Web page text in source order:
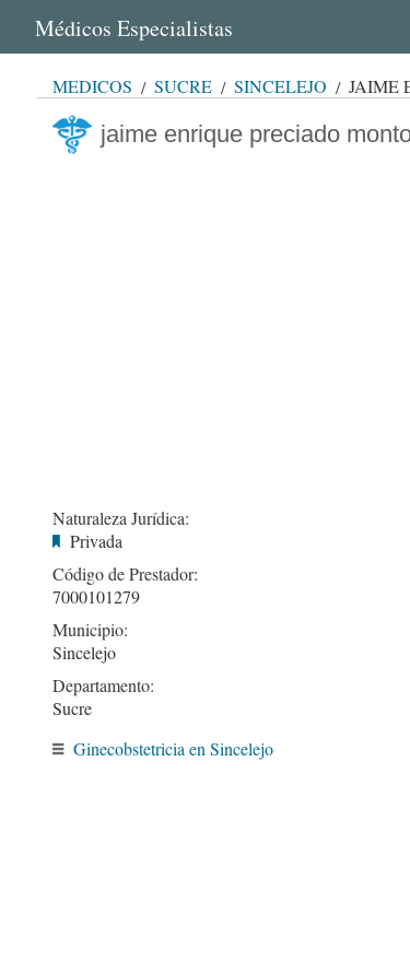
Médicos Especialistas
MÉDICOS SUCRE SINCELEJO JAIME
jaime enrique preciado
Naturaleza Jurídica:
Privada
Código de Prestador:
7000101279
Municipio:
Sincelejo
Departamento:
Sucre
Ginecobstetricia en Sincelejo